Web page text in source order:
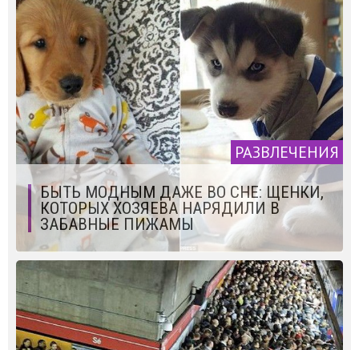
РАЗВЛЕЧЕНИЯ
БЫТЬ МОДНЫМ ДАЖЕ ВО СНЕ: ЩЕНКИ,
КОТОРЫХ ХОЗЯЕВА НАРЯДИЛИ В
ЗАБАВНЫЕ ПИЖАМЫ